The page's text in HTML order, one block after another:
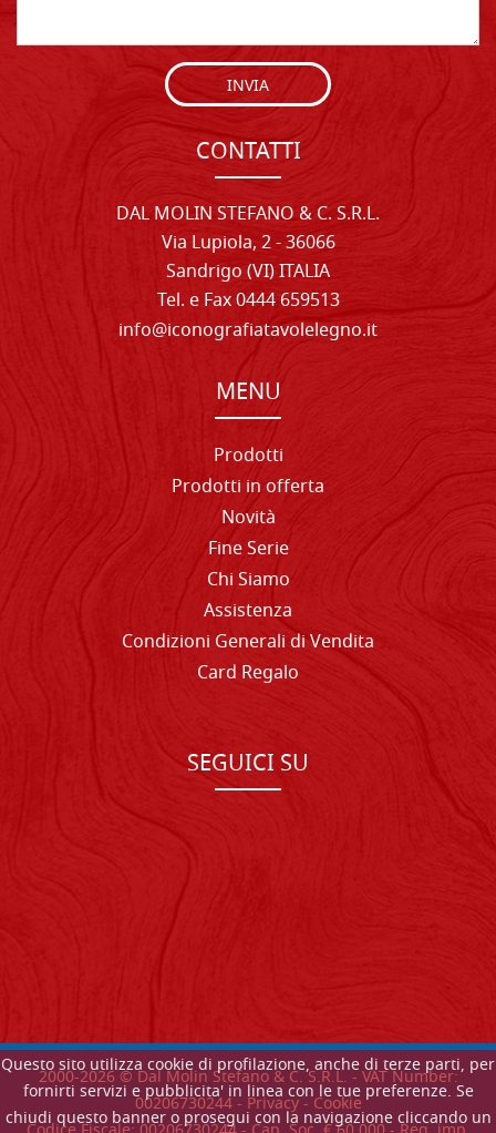
Questo sito utilizza cookie di profilazione, anche di terze parti, per
fornirti servizi e pubblicita' in linea con le tue preferenze. Se
chiudi questo banner o prosegui con la navigazione cliccando un
INVIA
CONTATTI
DAL MOLIN STEFANO & C. S.R.L.
Via Lupiola, 2 - 36066
Sandrigo (VI) ITALIA
Tel. e Fax 0444 659513
info@iconografiatavolelegno.it
MENU
Prodotti
Prodotti in offerta
Novità
Fine Serie
Chi Siamo
Assistenza
Condizioni Generali di Vendita
Card Regalo
SEGUICI SU
2000-2026© Dal Molin Stefano & C. S.R.L. - VAT Number:
00206730244 - Privacy-Cookie